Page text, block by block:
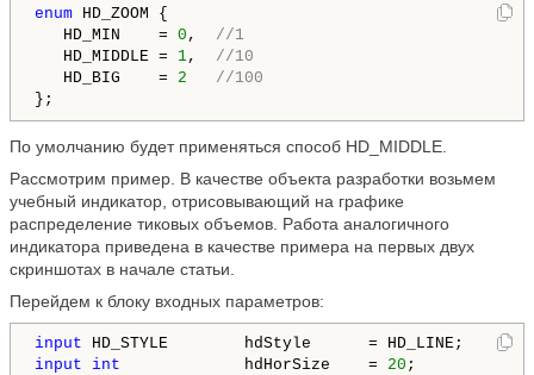
enum HD_ZOOM {
HD_MIN    = 0 , //1
HD_MIDDLE = 1, //10
HD_BIG    = 2
//100
};
По умолчанию будет применяться способ HD_MIDDLE.
Рассмотрим пример. В качестве объекта разработки возьмем
учебный индикатор, отрисовывающий на графике
распределение тиковых объемов. Работа аналогичного
индикатора приведена в качестве примера на первых двух
скриншотах в начале статьи.
Перейдем к блоку входных параметров:
input
input
int hdHorSize    = 20